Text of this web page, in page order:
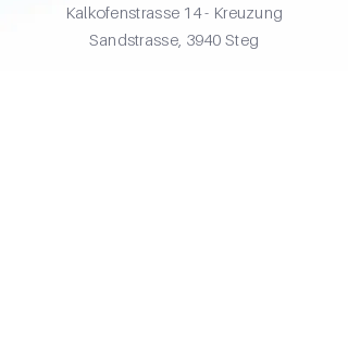
Kalkofenstrasse 14 - Kreuzung
Sandstrasse, 3940 Steg